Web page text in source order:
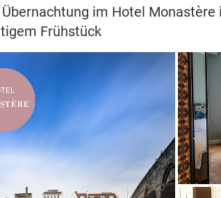
im Hotel
Frühstück